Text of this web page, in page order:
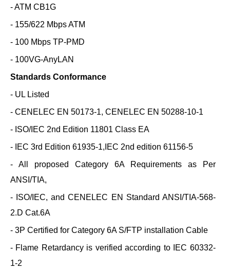
- ATM CB1G
- 155/622 Mbps ATM
- 100 Mbps TP-PMD
- 100VG-AnyLAN
Standards Conformance
- UL Listed
- CENELEC EN 50173-1, CENELEC EN 50288-10-1
- ISO/IEC 2nd Edition 11801 Class EA
- IEC 3rd Edition 61935-1,IEC 2nd edition 61156-5
- All proposed Category 6A Requirements as Per
ANSI/TIA,
- ISO/IEC, and CENELEC EN Standard ANSI/TIA-568-
2.D Cat.6A
- 3P Certified for Category 6A S/FTP installation Cable
- Flame Retardancy is verified according to IEC 60332-
1-2